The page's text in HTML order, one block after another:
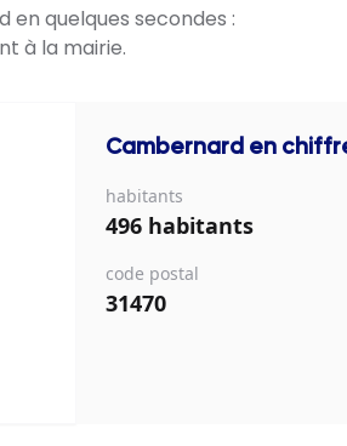
quelques secondes :
à la mairie.
Cambernard en
habitants
496 habitants
code postal
31470